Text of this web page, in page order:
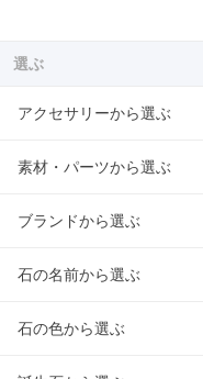
選ぶ
アクセサリーから選ぶ
素材・パーツから選ぶ
ブランドから選ぶ
石の名前から選ぶ
石の色から選ぶ